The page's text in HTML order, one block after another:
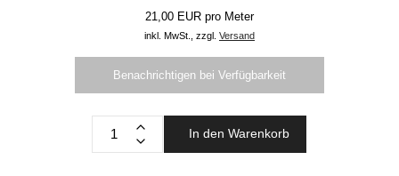
21,00 EUR pro Meter
inkl. MwSt., zzgl. Versand
Benachrichtigen bei Verfügbarkeit
In den Warenkorb